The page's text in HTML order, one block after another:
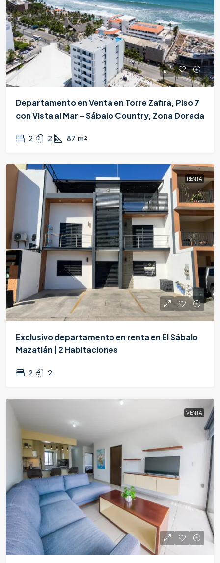
Departamento en Venta en Torre Zafira, Piso 7
con Vista al Mar – Sábalo Country, Zona Dorada
2 2 87 m²
RENTA
Exclusivo departamento en renta en El Sábalo
Mazatlán | 2 Habitaciones
2 2
VENTA